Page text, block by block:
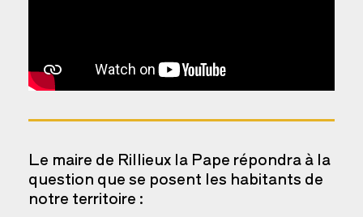
Le maire de Rillieux la Pape répondra à la
question que se posent les habitants de
notre territoire :